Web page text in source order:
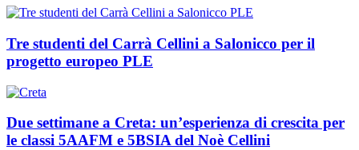
Tre studenti del Carrà Cellini a Salonicco per il
progetto europeo PLE
Due settimane a Creta: un’esperienza di crescita per
le classi 5AAFM e 5BSIA del Noè Cellini